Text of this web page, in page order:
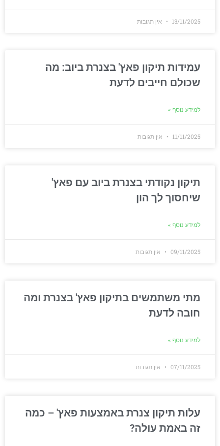
13/11/2025 אין תגובות
עמידות תיקון פאץ' בצנרת ביוב: מה
שכולם חייבים לדעת
למידע נוסף »
11/11/2025 אין תגובות
תיקון נקודתי בצנרת ביוב עם פאץ'
שיחסוך לך הון
למידע נוסף »
09/11/2025 אין תגובות
מתי משתמשים בתיקון פאץ' בצנרת ומה
חובה לדעת
למידע נוסף »
07/11/2025 אין תגובות
עלות תיקון צנרת באמצעות פאץ' – כמה
זה באמת עולה?